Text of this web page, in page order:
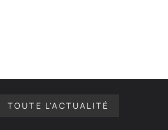
TOUTE L'ACTUALITÉ